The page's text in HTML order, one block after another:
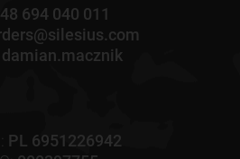
694 040 011
damian.macznik
PL 6951226942